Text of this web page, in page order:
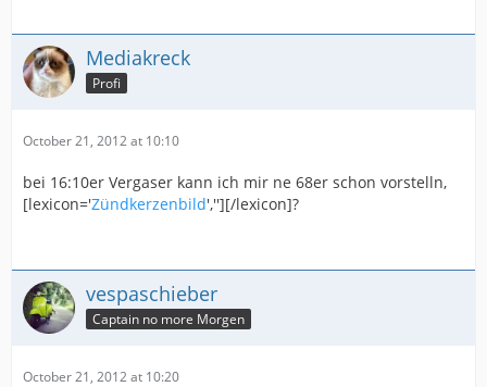
Mediakreck
Profi
October 21, 2012 at 10:10
bei 16:10er Vergaser kann ich mir ne 68er schon vorstelln,
[lexicon='Zündkerzenbild',''][/lexicon]?
vespaschieber
Captain no more Morgen
October 21, 2012 at 10:20